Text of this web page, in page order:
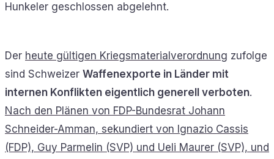
Hunkeler geschlossen abgelehnt.
Der heute gültigen Kriegsmaterialverordnung zufolge
sind Schweizer Waffenexporte in Länder mit
internen Konflikten eigentlich generell verboten.
Nach den Plänen von FDP-Bundesrat Johann
Schneider-Amman, sekundiert von Ignazio Cassis
(FDP), Guy Parmelin (SVP) und Ueli Maurer (SVP), und